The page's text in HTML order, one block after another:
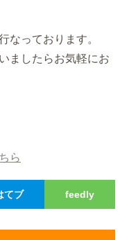
なっております。
ましたらお気軽にお
ら
てブ feedly